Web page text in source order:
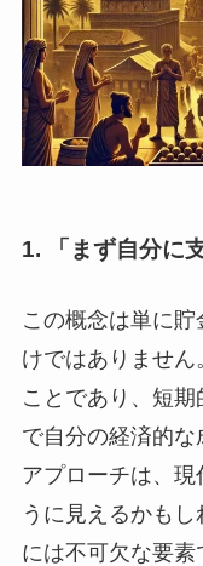
1. 「まず自分に
この概念は単に
けではありませ
ことであり、短
で自分の経済的
アプローチは、現
うに見えるかも
には不可欠な要素